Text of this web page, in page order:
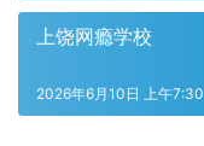
上饶网瘾学校
2026年6月10日 上午7:30